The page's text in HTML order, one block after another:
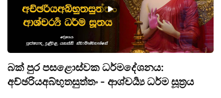
බක් පුර පසළොස්වක ධර්මදේශනය:
අච්ඡරියඅබ්භුතසුත්තං - ආශ්චර්‍ය්‍ය ධර්ම සූත්‍රය